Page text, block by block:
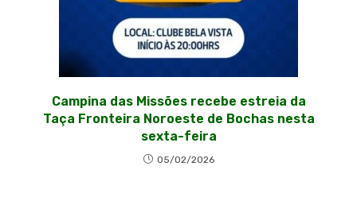
Campina das Missões recebe estreia da
Taça Fronteira Noroeste de Bochas nesta
sexta-feira
05/02/2026